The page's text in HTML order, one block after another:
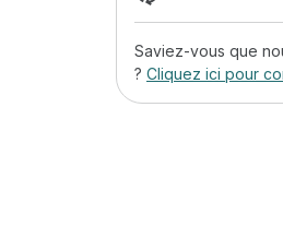
Saviez-vous que
? Cliquez ici pour